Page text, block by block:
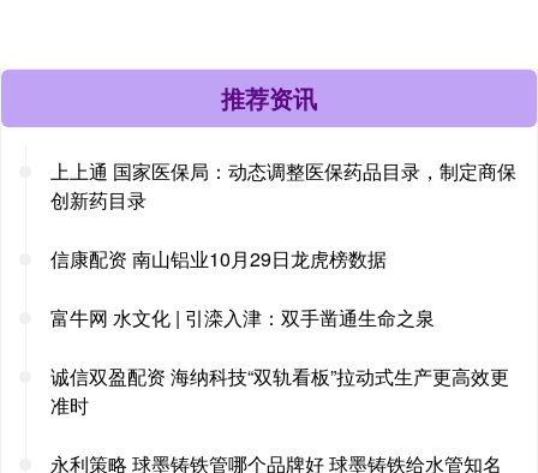
推荐资讯
上上通 国家医保局：动态调整医保药品目录，制定商保
创新药目录
信康配资 南山铝业10月29日龙虎榜数据
富牛网 水文化 | 引滦入津：双手凿通生命之泉
诚信双盈配资 海纳科技“双轨看板”拉动式生产更高效更
准时
永利策略 球墨铸铁管哪个品牌好 球墨铸铁给水管知名